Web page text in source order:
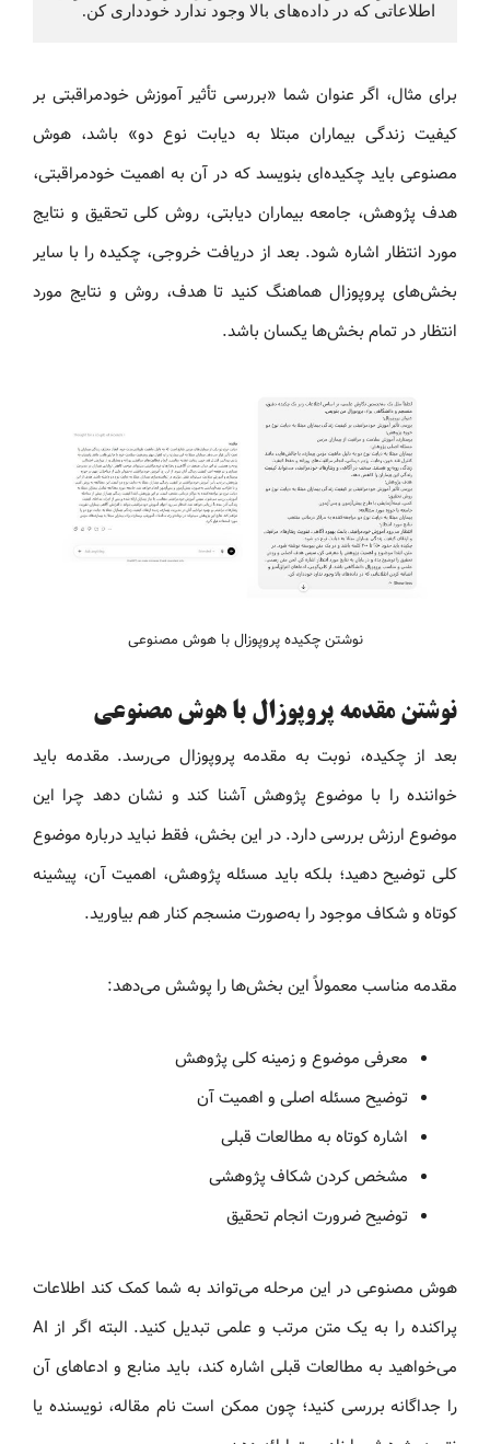
اطلاعاتی که در داده‌های بالا وجود ندارد خودداری کن.
برای مثال، اگر عنوان شما «بررسی تأثیر آموزش خودمراقبتی بر
کیفیت زندگی بیماران مبتلا به دیابت نوع دو» باشد، هوش
مصنوعی باید چکیده‌ای بنویسد که در آن به اهمیت خودمراقبتی،
هدف پژوهش، جامعه بیماران دیابتی، روش کلی تحقیق و نتایج
مورد انتظار اشاره شود. بعد از دریافت خروجی، چکیده را با سایر
بخش‌های پروپوزال هماهنگ کنید تا هدف، روش و نتایج مورد
انتظار در تمام بخش‌ها یکسان باشد.
نوشتن چکیده پروپوزال با هوش مصنوعی
نوشتن مقدمه پروپوزال با هوش مصنوعی
بعد از چکیده، نوبت به مقدمه پروپوزال می‌رسد. مقدمه باید
خواننده را با موضوع پژوهش آشنا کند و نشان دهد چرا این
موضوع ارزش بررسی دارد. در این بخش، فقط نباید درباره موضوع
کلی توضیح دهید؛ بلکه باید مسئله پژوهش، اهمیت آن، پیشینه
کوتاه و شکاف موجود را به‌صورت منسجم کنار هم بیاورید.
مقدمه مناسب معمولاً این بخش‌ها را پوشش می‌دهد:
معرفی موضوع و زمینه کلی پژوهش
توضیح مسئله اصلی و اهمیت آن
اشاره کوتاه به مطالعات قبلی
مشخص کردن شکاف پژوهشی
توضیح ضرورت انجام تحقیق
هوش مصنوعی در این مرحله می‌تواند به شما کمک کند اطلاعات
پراکنده را به یک متن مرتب و علمی تبدیل کنید. البته اگر از AI
می‌خواهید به مطالعات قبلی اشاره کند، باید منابع و ادعاهای آن
را جداگانه بررسی کنید؛ چون ممکن است نام مقاله، نویسنده یا